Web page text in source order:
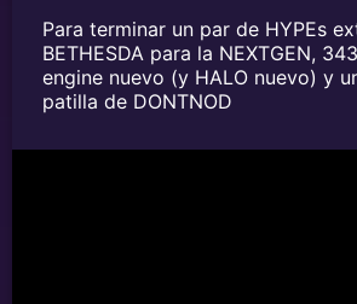
Para terminar un par de HYPEs
BETHESDA para la NEXTGEN,
engine nuevo (y HALO nuevo) y
patilla de DONTNOD